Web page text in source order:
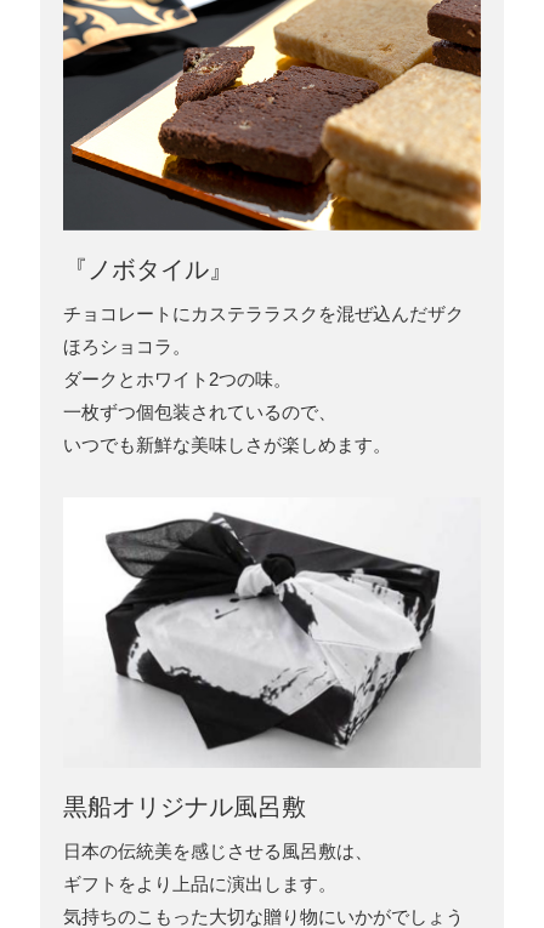
『ノボタイル』
チョコレートにカステララスクを混ぜ込んだザク
ほろショコラ。
ダークとホワイト2つの味。
一枚ずつ個包装されているので、
いつでも新鮮な美味しさが楽しめます。
黒船オリジナル風呂敷
日本の伝統美を感じさせる風呂敷は、
ギフトをより上品に演出します。
気持ちのこもった大切な贈り物にいかがでしょう